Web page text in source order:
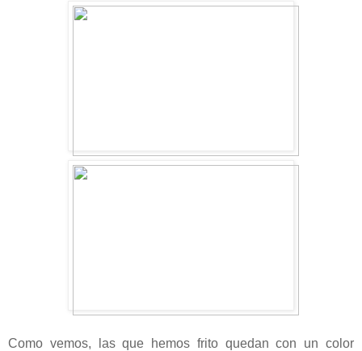
Como vemos, las que hemos frito quedan con un color